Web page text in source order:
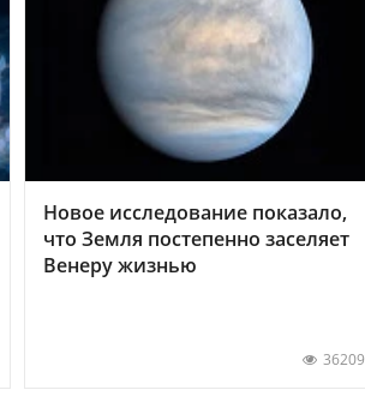
Новое исследование показало,
что Земля постепенно заселяет
Венеру жизнью
36209